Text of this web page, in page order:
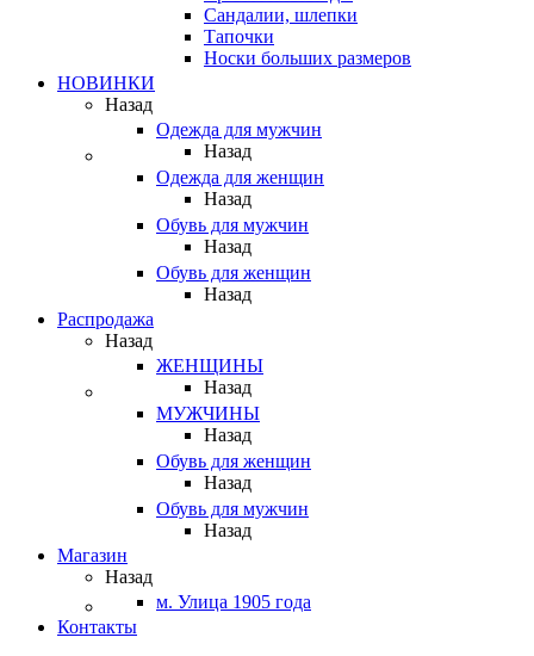
Сандалии, шлепки
Тапочки
Носки больших размеров
НОВИНКИ
Назад
Одежда для мужчин
Назад
Одежда для женщин
Назад
Обувь для мужчин
Назад
Обувь для женщин
Назад
Распродажа
Назад
ЖЕНЩИНЫ
Назад
МУЖЧИНЫ
Назад
Обувь для женщин
Назад
Обувь для мужчин
Назад
Магазин
Назад
м. Улица 1905 года
Контакты